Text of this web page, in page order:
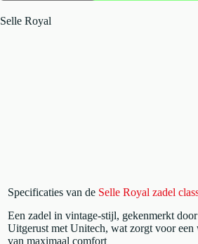
holland
Selle Royal
Specificaties van de Selle Royal zadel
Een zadel in vintage-stijl, gekenmerkt
Uitgerust met Unitech, wat zorgt voor een
van maximaal comfort